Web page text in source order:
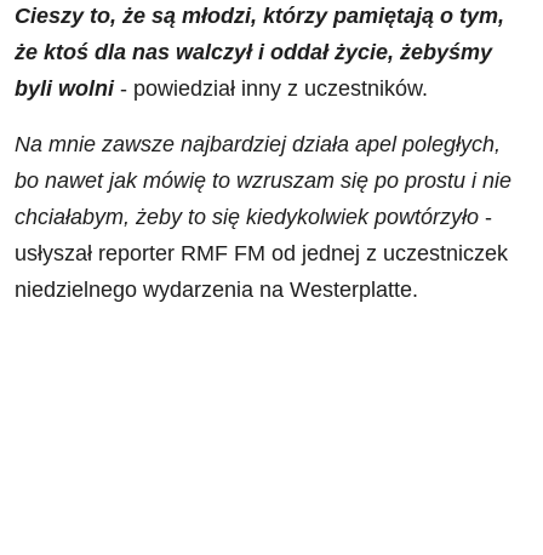
Cieszy to, że są młodzi, którzy pamiętają o tym,
że ktoś dla nas walczył i oddał życie, żebyśmy
byli wolni - powiedział inny z uczestników.
Na mnie zawsze najbardziej działa apel poległych,
bo nawet jak mówię to wzruszam się po prostu i nie
chciałabym, żeby to się kiedykolwiek powtórzyło -
usłyszał reporter RMF FM od jednej z uczestniczek
niedzielnego wydarzenia na Westerplatte.